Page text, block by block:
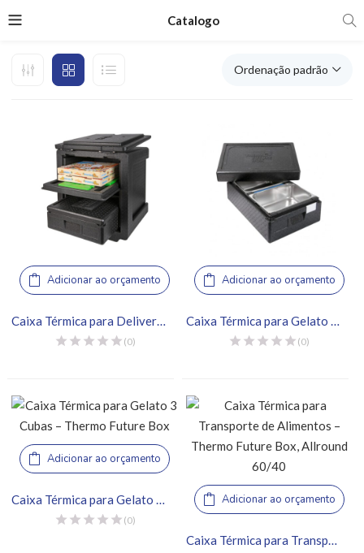
Catalogo
Ordenação padrão
Adicionar ao orçamento
Caixa Térmica para Delivery 85L – Thermo Future Box
(0)
Adicionar ao orçamento
Caixa Térmica para Gelato 2 Cubas – Thermo Future Box
(0)
Adicionar ao orçamento
Caixa Térmica para Gelato 3 Cubas – Thermo Future Box
(0)
Adicionar ao orçamento
Caixa Térmica para Transporte de Alimentos – Thermo Future Box, Allround 60/40